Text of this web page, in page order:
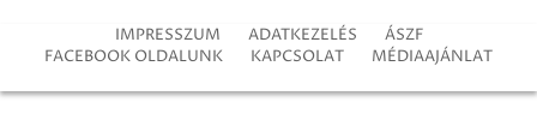
IMPRESSZUM ADATKEZELÉS
ÁSZF
FACEBOOK OLDALUNK
KAPCSOLAT MÉDIAAJÁNLAT